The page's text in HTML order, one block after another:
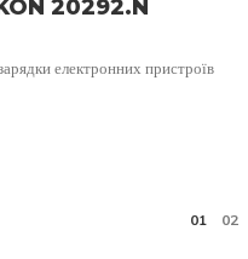
20292.N
електронних пристроїв